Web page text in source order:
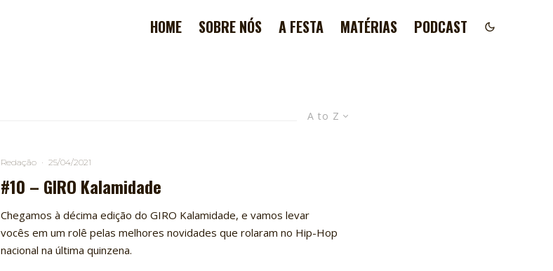
HOME SOBRE NÓS A FESTA MATÉRIAS PODCAST
A to Z
Redação · 25/04/2021
#10 – GIRO Kalamidade
Chegamos à décima edição do GIRO Kalamidade, e vamos levar
vocês em um rolê pelas melhores novidades que rolaram no Hip-Hop
nacional na última quinzena.